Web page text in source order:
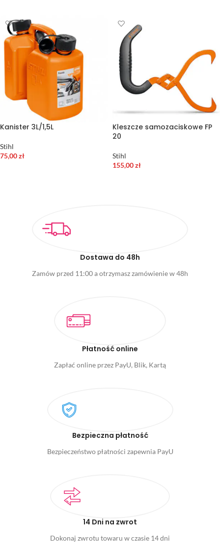
Kanister 3L/1,5L
Stihl
75,00zł
Kleszcze samozaciskowe FP
20
Stihl
155,00zł
Dostawa do 48h
Zamów przed 11:00 a otrzymasz zamówienie w 48h
Płatność online
Zapłać online przez PayU, Blik, Kartą
Bezpieczna płatność
Bezpieczeństwo płatności zapewnia PayU
14 Dni na zwrot
Dokonaj zwrotu towaru w czasie 14 dni